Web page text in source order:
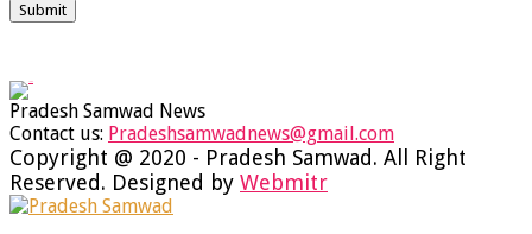
Pradesh Samwad News
Contact us: Pradeshsamwadnews@gmail.com
Facebook
Twitter
Instagram
Youtube
Whatsapp
Copyright @ 2020 - Pradesh Samwad. All Right
Reserved. Designed by Webmitr